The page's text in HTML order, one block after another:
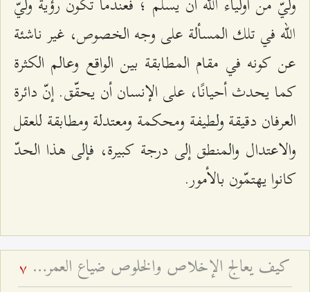
الله في تلك المسألة على وجه الخصوص، غير ناشئة
عن كونه في مقام المطابقة بين الواقع وعالم الكثرة
كما يحدث أحيانًا، على الإنسان أن يحقّق. إنّ دائرة
العرفان دقيقة ولطيفة ومحكمة ومعتدلة ومطابقة للعقل
والاعتدال والمنطق إلى درجة كبيرة، فإلى هذا الحدّ
كانوا يهتمّون بالأمور.
كيف يعالج الإخلاص والخلوص ضياع العمر باطلاً؟ 7